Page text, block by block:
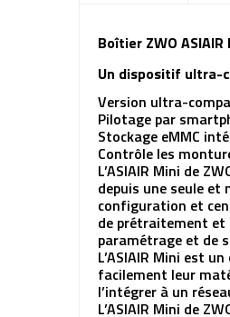
Boîtier ZWO ASIAIR
Un dispositif ultra-
Version ultra-
Pilotage par
Stockage eMMC
Contrôle les
L’ASIAIR Mini de
depuis une seule
configuration et
de prétraitement et
paramétrage et de
L’ASIAIR Mini est
facilement leur
l’intégrer à un
L’ASIAIR Mini de